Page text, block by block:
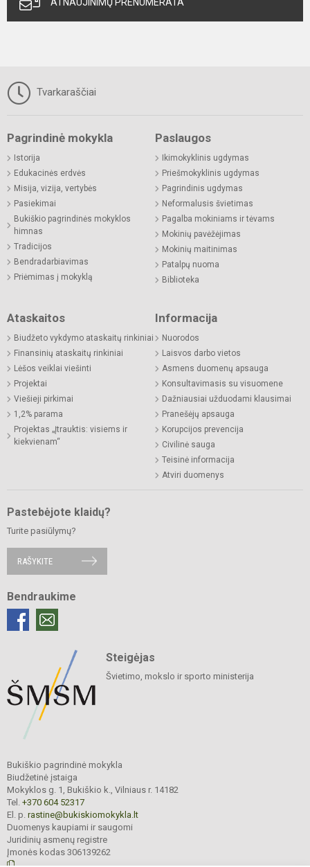
Tvarkaraščiai
Pagrindinė mokykla
Istorija
Edukacinės erdvės
Misija, vizija, vertybės
Pasiekimai
Bukiškio pagrindinės mokyklos
himnas
Tradicijos
Bendradarbiavimas
Priėmimas į mokyklą
Paslaugos
Ikimokyklinis ugdymas
Priešmokyklinis ugdymas
Pagrindinis ugdymas
Neformalusis švietimas
Pagalba mokiniams ir tėvams
Mokinių pavėžėjimas
Mokinių maitinimas
Patalpų nuoma
Biblioteka
Ataskaitos
Biudžeto vykdymo ataskaitų rinkiniai
Finansinių ataskaitų rinkiniai
Lėšos veiklai viešinti
Projektai
Viešieji pirkimai
1,2% parama
Projektas „Įtrauktis: visiems ir
kiekvienam“
Informacija
Nuorodos
Laisvos darbo vietos
Asmens duomenų apsauga
Konsultavimasis su visuomene
Dažniausiai užduodami klausimai
Pranešėjų apsauga
Korupcijos prevencija
Civilinė sauga
Teisinė informacija
Atviri duomenys
Pastebėjote klaidų?
Turite pasiūlymų?
RAŠYKITE
Bendraukime
Steigėjas
Švietimo, mokslo ir sporto ministerija
Bukiškio pagrindinė mokykla
Biudžetinė įstaiga
Mokyklos g. 1, Bukiškio k., Vilniaus r. 14182
Tel. +370 604 52317
El. p. rastine@bukiskiomokykla.lt
Duomenys kaupiami ir saugomi
Juridinių asmenų registre
Įmonės kodas 306139262